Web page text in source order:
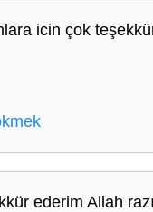
icin çok
ederim Allah